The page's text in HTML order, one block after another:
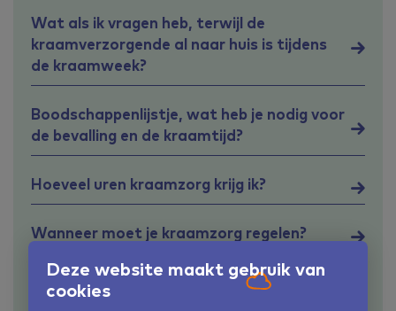
Deze website maakt gebruik van
cookies
Wat als ik vragen heb, terwijl de
kraamverzorgende al naar huis is tijdens
de kraamweek?
Boodschappenlijstje, wat heb je nodig voor
de bevalling en de kraamtijd?
Hoeveel uren kraamzorg krijg ik?
Wanneer moet je kraamzorg regelen?
Wat kost kraamzorg?